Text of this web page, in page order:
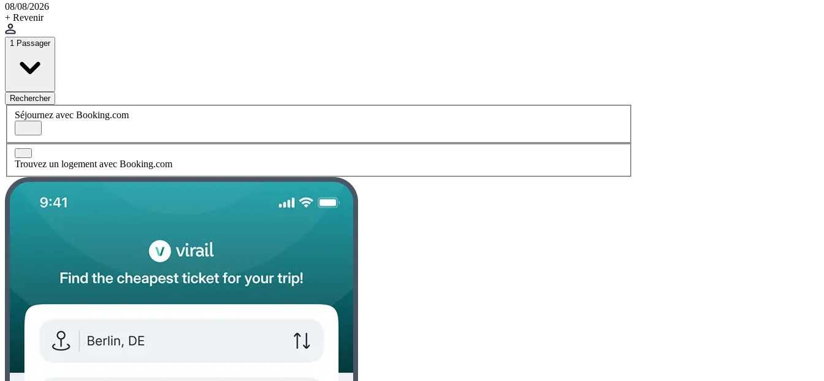
08/08/2026
+ Revenir
1 Passager
Rechercher
Séjournez avec Booking.com
Trouvez un logement avec Booking.com